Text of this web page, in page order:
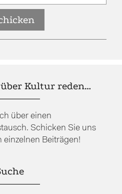
Kultur reden…
über einen
Schicken Sie uns
einzelnen Beiträgen!